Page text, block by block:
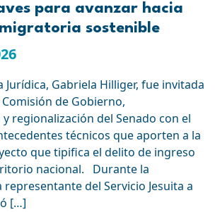
para avanzar hacia
sostenible
Gabriela Hilliger, fue invitada
de Gobierno,
regionalización del Senado con el
técnicos que aporten a la
que tipifica el delito de ingreso
nacional. Durante la
del Servicio Jesuita a
[…]